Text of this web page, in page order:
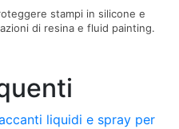
stampi in silicone e
di resina e fluid painting.
liquidi e spray per